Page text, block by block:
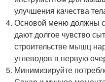
улучшения качества
Основой меню должны
дают долгое чувство
строительстве мышц
углеводов в первую
Минимизируйте